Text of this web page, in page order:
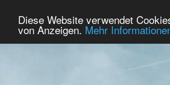
Diese Website verwendet
von Anzeigen. Mehr
Home Premium